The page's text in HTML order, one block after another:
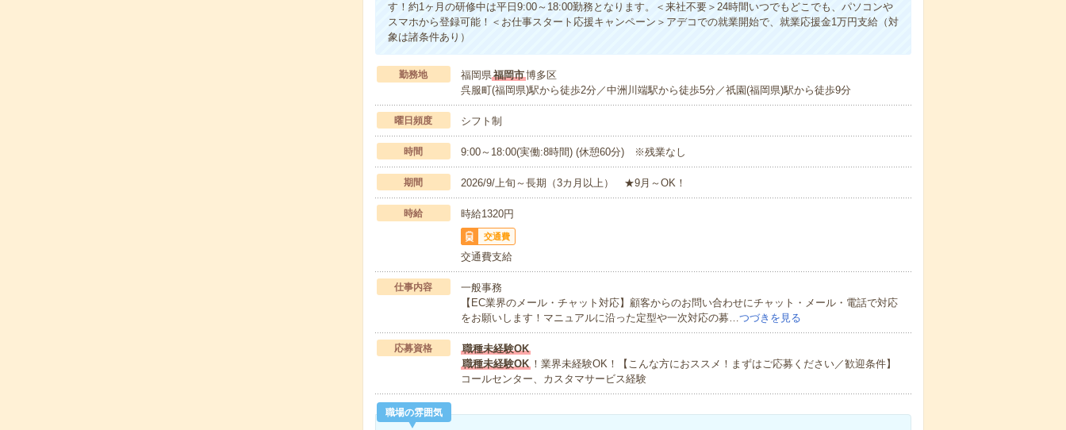
す！約1ヶ月の研修中は平日9:00～18:00勤務となります。＜来社不要＞24時間いつでもどこでも、パソコンや
スマホから登録可能！＜お仕事スタート応援キャンペーン＞アデコでの就業開始で、就業応援金1万円支給（対
象は諸条件あり）
勤務地 福岡県福岡市博多区
呉服町(福岡県)駅から徒歩2分／中洲川端駅から徒歩5分／祇園(福岡県)駅から徒歩9分
曜日頻度 シフト制
時間 9:00～18:00(実働:8時間) (休憩60分) ※残業なし
期間 2026/9/上旬～長期（3カ月以上） ★9月～OK！
時給 時給1320円
交通費
交通費支給
仕事内容
一般事務
【EC業界のメール・チャット対応】顧客からのお問い合わせにチャット・メール・電話で対応
をお願いします！マニュアルに沿った定型や一次対応の募…つづきを見る
応募資格
職種未経験OK
職種未経験OK！業界未経験OK！【こんな方におススメ！まずはご応募ください／歓迎条件】
コールセンター、カスタマサービス経験
職場の雰囲気